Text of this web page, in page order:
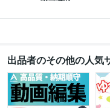
出品者のその他の人気